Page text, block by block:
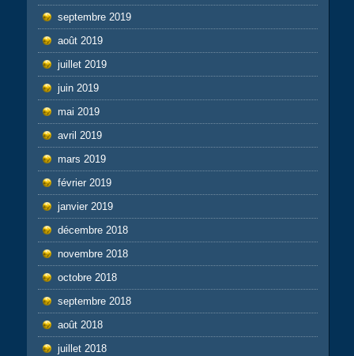
septembre 2019
août 2019
juillet 2019
juin 2019
mai 2019
avril 2019
mars 2019
février 2019
janvier 2019
décembre 2018
novembre 2018
octobre 2018
septembre 2018
août 2018
juillet 2018